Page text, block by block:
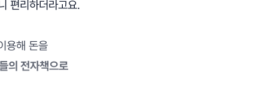
편리하더라고요.
용해 돈을
의 전자책으로